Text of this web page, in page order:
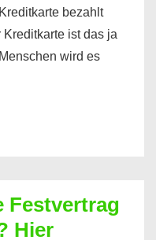
bezahlt
ist das ja
wird es
Festvertrag
Hier